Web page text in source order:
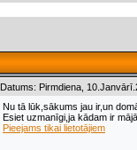
Datums: Pirmdiena,
Nu tā lūk,sākums jau ir,un
Esiet uzmanīgi,ja kādam ir
Pieejams tikai lietotājiem